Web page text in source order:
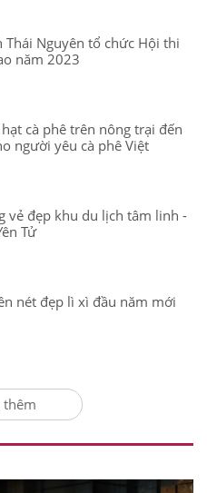
Thái Nguyên tổ chức Hội thi
năm 2023
cà phê trên nông trại đến
người yêu cà phê Việt
vẻ đẹp khu du lịch tâm linh -
Tử
nét đẹp lì xì đầu năm mới
thêm